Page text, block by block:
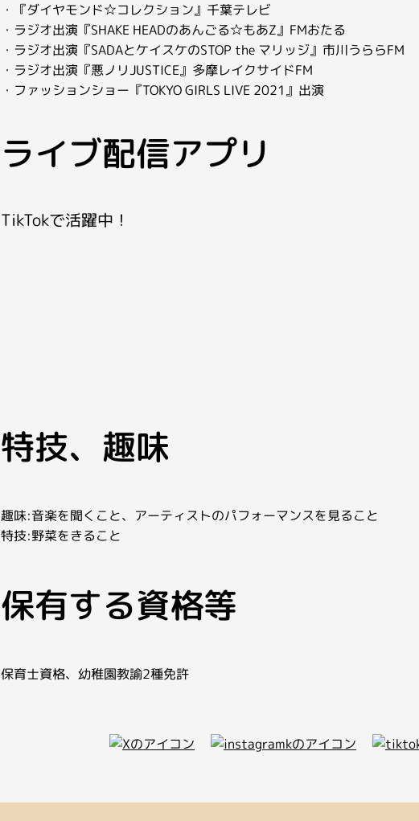
・『ダイヤモンド☆コレクション』千葉テレビ
・ラジオ出演『SHAKE HEADのあんごる☆もあZ』FMおたる
・ラジオ出演『SADAとケイスケのSTOP the マリッジ』市川うららFM
・ラジオ出演『悪ノリJUSTICE』多摩レイクサイドFM
・ファッションショー『TOKYO GIRLS LIVE 2021』出演
ライブ配信アプリ
TikTokで活躍中！
特技、趣味
趣味:音楽を聞くこと、アーティストのパフォーマンスを見ること
特技:野菜をきること
保有する資格等
保育士資格、幼稚園教諭2種免許